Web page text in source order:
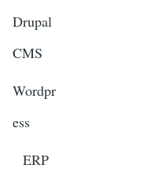
Drupal
CMS
Wordpr
ess
ERP